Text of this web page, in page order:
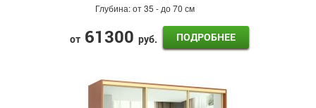
Глубина:от 35 - до 70 см
от 61300 руб. ПОДРОБНЕЕ